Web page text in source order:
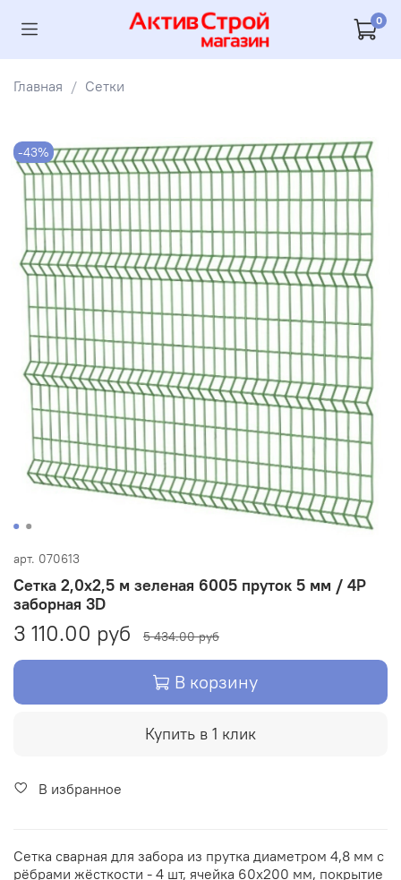
0
Главная Сетки
-43%
арт. 070613
Сетка 2,0х2,5 м зеленая 6005 пруток 5 мм / 4Р
заборная 3D
3 110.00 руб 5 434.00 руб
В корзину
Купить в 1 клик
В избранное
Сетка сварная для забора из прутка диаметром 4,8 мм с
рёбрами жёсткости - 4 шт, ячейка 60х200 мм, покрытие